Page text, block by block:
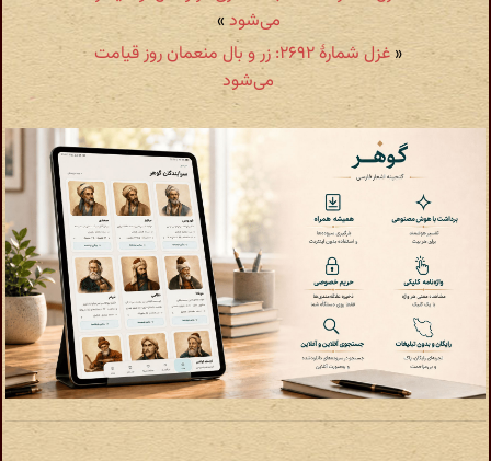
می‌شود»
«
غزل شمارهٔ ۲۶۹۲: زر و بال منعمان روز قیامت
می‌شود